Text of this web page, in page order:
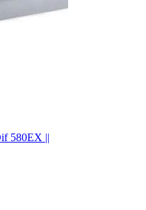
580EX ||